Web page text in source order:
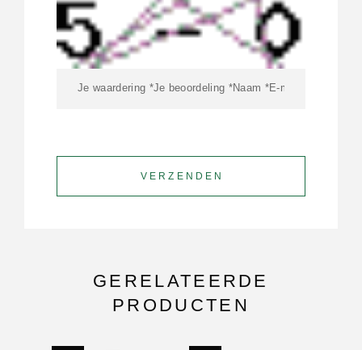
GERELATEERDE
PRODUCTEN